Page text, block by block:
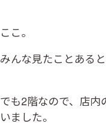
ここ。
みんな見たことあると
でも2階なので、店
いました。